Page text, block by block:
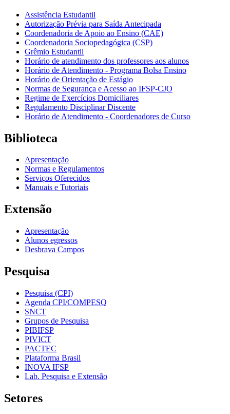
Assistência Estudantil
Autorização Prévia para Saída Antecipada
Coordenadoria de Apoio ao Ensino (CAE)
Coordenadoria Sociopedagógica (CSP)
Grêmio Estudantil
Horário de atendimento dos professores aos alunos
Horário de Atendimento - Programa Bolsa Ensino
Horário de Orientação de Estágio
Normas de Segurança e Acesso ao IFSP-CJO
Regime de Exercícios Domiciliares
Regulamento Disciplinar Discente
Horário de Atendimento - Coordenadores de Curso
Biblioteca
Apresentação
Normas e Regulamentos
Serviços Oferecidos
Manuais e Tutoriais
Extensão
Apresentação
Alunos egressos
Desbrava Campos
Pesquisa
Pesquisa (CPI)
Agenda CPI/COMPESQ
SNCT
Grupos de Pesquisa
PIBIFSP
PIVICT
PACTEC
Plataforma Brasil
INOVA IFSP
Lab. Pesquisa e Extensão
Setores